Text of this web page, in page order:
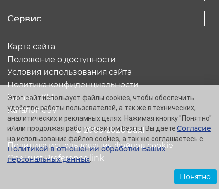
Сервис
© 2005-2026 Baxi
Карта сайта
Положение о доступности
Условия использования сайта
Политика конфиденциальности
Каталог XML
Каталог CSV
Политика использования файлов cookie
OneTrust Preference link
Этот сайт использует файлы cookies, чтобы обеспечить
удобство работы пользователей, а так же в технических,
аналитических и рекламных целях. Нажимая кнопку "Понятно"
и/или продолжая работу с сайтом baxi.ru, Вы даете Согласие
на использование файлов cookies, а так же соглашаетесь с
Политикой в отношении обработки Ваших
персональных данных.
Понятно